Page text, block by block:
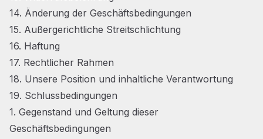
14. Änderung der Geschäftsbedingungen
15. Außergerichtliche Streitschlichtung
16. Haftung
17. Rechtlicher Rahmen
18. Unsere Position und inhaltliche Verantwortung
19. Schlussbedingungen
1. Gegenstand und Geltung dieser
Geschäftsbedingungen